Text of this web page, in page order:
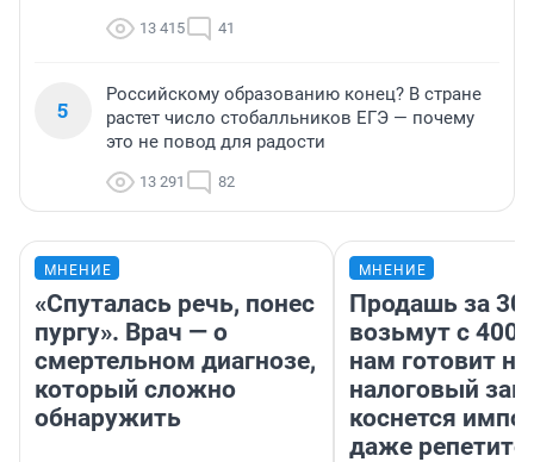
13 415 41
5
Российскому образованию конец? В стране
растет число стобалльников ЕГЭ — почему
это не повод для радости
13 291 82
МНЕНИЕ
«Спуталась речь, понес
пургу». Врач — о
смертельном диагнозе,
который сложно
обнаружить
МНЕНИЕ
Продашь за
возьмут с
нам готовит
налоговый
коснется
даже